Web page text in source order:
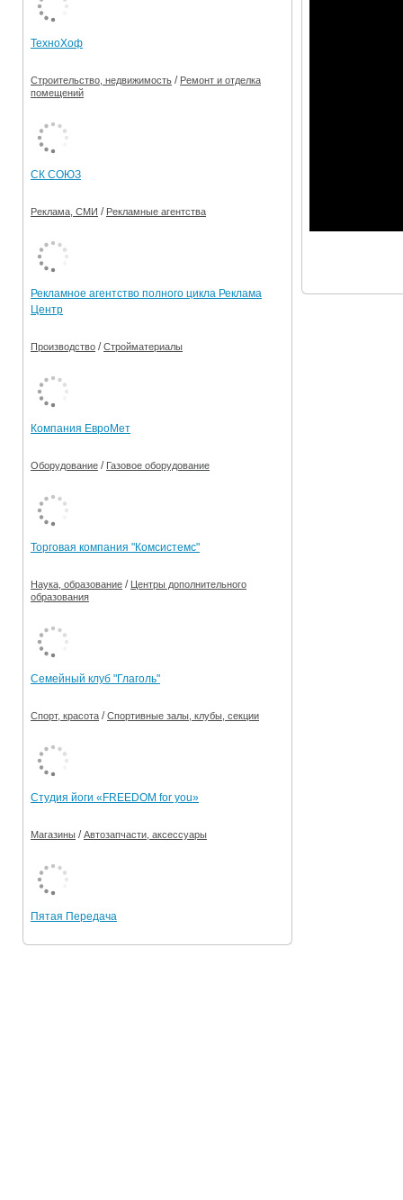
ТехноХоф
Строительство, недвижимость / Ремонт и отделка
помещений
СК СОЮЗ
Реклама, СМИ / Рекламные агентства
Рекламное агентство полного цикла Реклама
Центр
Производство /Стройматериалы
Компания ЕвроМет
Оборудование / Газовое оборудование
Торговая компания "Комсистемс"
Наука, образование / Центры дополнительного
образования
Семейный клуб "Глаголь"
Спорт, красота /Спортивные залы, клубы, секции
Студия йоги «FREEDOM for you»
Магазины /Автозапчасти, аксессуары
Пятая Передача